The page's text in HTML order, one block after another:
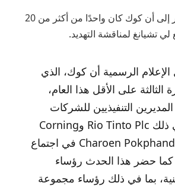
تشير التقارير إلى أن كوك كان واحدًا من أكثر من 20
لي تشيانغ لمناقشة التهديد.
الرسمية أن كوك، الذي
الثالثة على الأقل هذا العام،
التنفيذيين للشركات
العالمية بما في ذلك Rio Tinto Plc وCorning
Inc. وCharoen Pokphand Group في اجتماع
كما حضر هذا الحدث رؤساء
بما في ذلك رؤساء مجموعة